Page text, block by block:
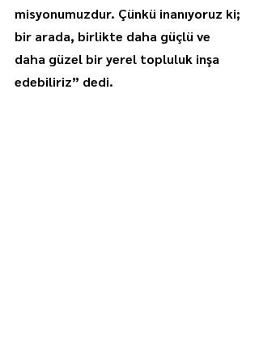
misyonumuzdur. Çünkü inanıyoruz ki;
bir arada, birlikte daha güçlü ve
daha güzel bir yerel topluluk inşa
edebiliriz” dedi.